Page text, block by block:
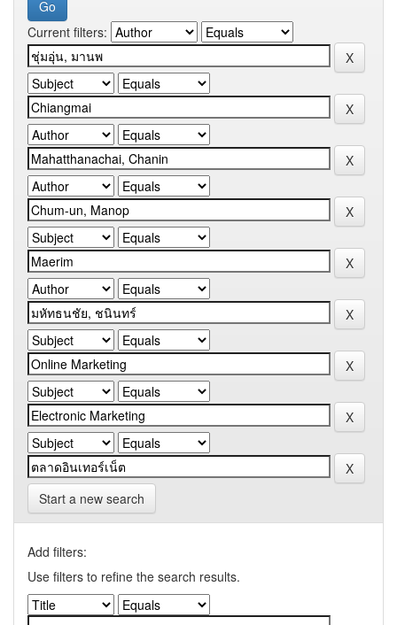
Current filters:
Start a new search
Add filters:
Use filters to refine the search results.